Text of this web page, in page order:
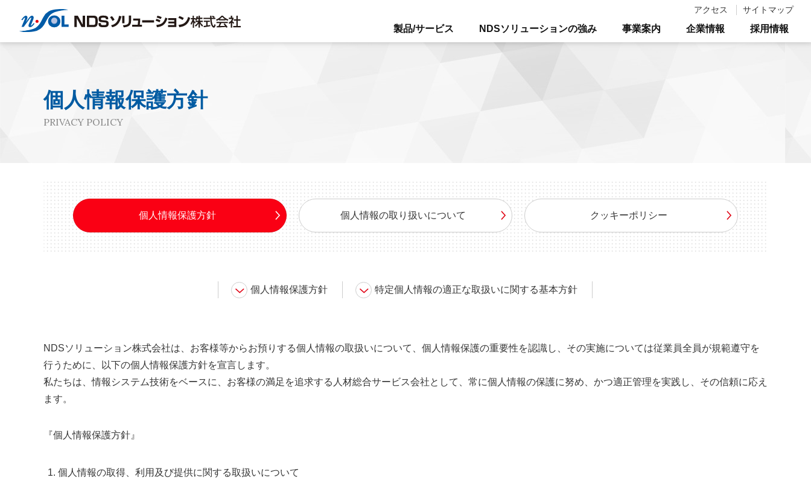
製品/サービス NDSソリューションの強み 事業案内 企業情報 採用情報
アクセス サイトマップ
個人情報保護方針
PRIVACY POLICY
個人情報保護方針 個人情報の取り扱いについて クッキーポリシー
個人情報保護方針 特定個人情報の適正な取扱いに関する基本方針
NDSソリューション株式会社は、お客様等からお預りする個人情報の取扱いについて、個人情報保護の重要性を認識し、その実施については従業員全員が規範遵守を
行うために、以下の個人情報保護方針を宣言します。
私たちは、情報システム技術をベースに、お客様の満足を追求する人材総合サービス会社として、常に個人情報の保護に努め、かつ適正管理を実践し、その信頼に応え
ます。
『個人情報保護方針』
個人情報の取得、利用及び提供に関する取扱いについて